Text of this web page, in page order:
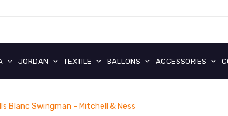
JORDAN TEXTILE BALLONS ACCESSORIES
Blanc Swingman - Mitchell & Ness